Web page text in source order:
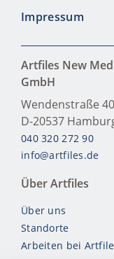
Impressum
Artfiles New
GmbH
Wendenstraße
D-20537
040 320 272 90
info@artfiles.de
Über Artfiles
Über uns
Standorte
Arbeiten bei